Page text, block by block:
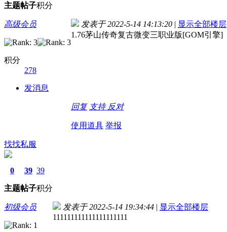
主题帖子积分
高级会员
积分
278
发消息
发表于 2022-5-14 14:13:20 | 显示全部楼层
1.76茅山传奇复古微变三职业版[GOM引擎]
回复 支持 反对
使用道具 举报
找找私服
0
主题
39
帖子
39
积分
初级会员 发表于 2022-5-14 19:34:44 | 显示全部楼层
111111111111111111111